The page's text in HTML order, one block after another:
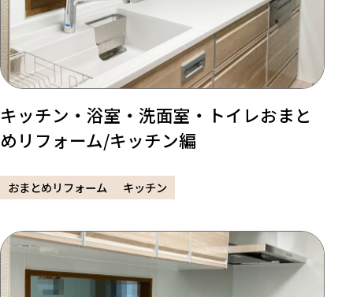
キッチン・浴室・洗面室・トイレおまと
めリフォーム/キッチン編
おまとめリフォーム キッチン